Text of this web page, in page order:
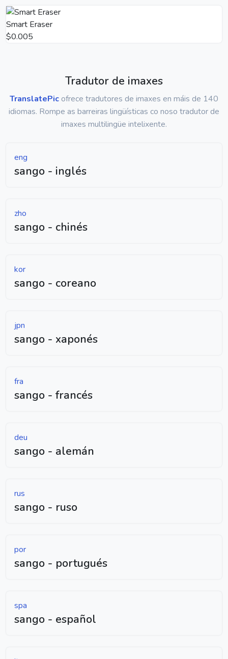
Smart Eraser
$0.005
Tradutor de imaxes
TranslatePicofrece tradutores de imaxes en máis de 140
idiomas. Rompe as barreiras lingüísticas co noso tradutor de
imaxes multilingüe intelixente.
eng
sango - inglés
zho
sango - chinés
kor
sango - coreano
jpn
sango - xaponés
fra
sango - francés
deu
sango - alemán
rus
sango - ruso
por
sango - portugués
spa
sango - español